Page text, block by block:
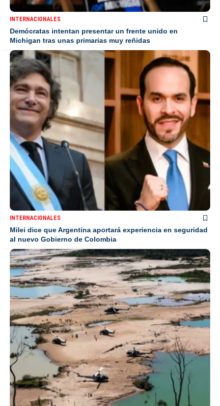
INTERNACIONALES
Demócratas intentan presentar un frente unido en
Michigan tras unas primarias muy reñidas
INTERNACIONALES
Milei dice que Argentina aportará experiencia en seguridad
al nuevo Gobierno de Colombia